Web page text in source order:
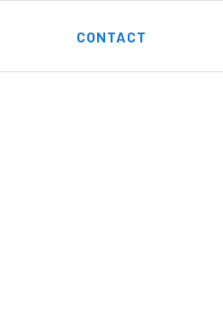
CONTACT